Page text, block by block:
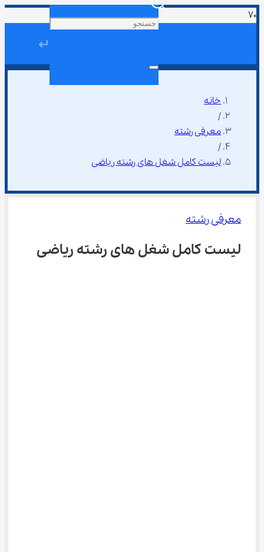
↵
خانه
/
معرفی رشته
/
لیست کامل شغل‌ های رشته ریاضی
معرفی رشته
لیست کامل شغل‌ های رشته ریاضی